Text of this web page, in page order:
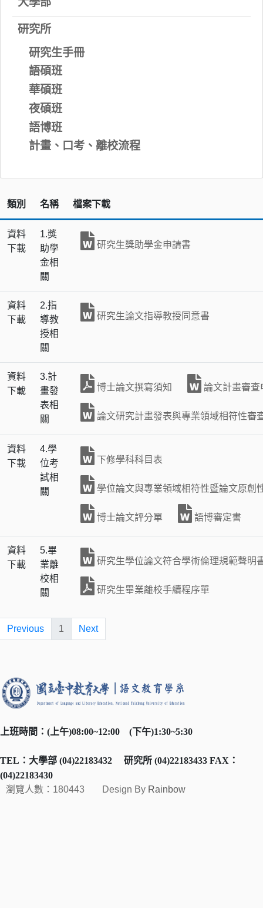
研究所
研究生手冊
語碩班
華碩班
夜碩班
語博班
計畫、口考、離校流程
類別 名稱 檔案下載
資料
下載
1.獎
助學
金相
關
研究生獎助學金申請書
資料
下載
2.指
導教
授相
關
研究生論文指導教授同意書
資料
下載
3.計
畫發
表相
關
博士論文撰寫須知 論文計畫審查
論文研究計畫發表與專業領域相符性審
資料
下載
4.學
位考
試相
關
下修學科科目表
學位論文與專業領域相符性暨論文原創
博士論文評分單 語博審定書
資料
下載
5.畢
業離
校相
關
研究生學位論文符合學術倫理規範聲明
研究生畢業離校手續程序單
Previous 1 Next
上班時間： ( 上午)08:00~12:00 (下午)1:30~5:30
TEL ：大學部 (04)22183432 研究所 (04)22183433 FAX ：
(04)22183430
瀏覽人數：180443
Design By Rainbow